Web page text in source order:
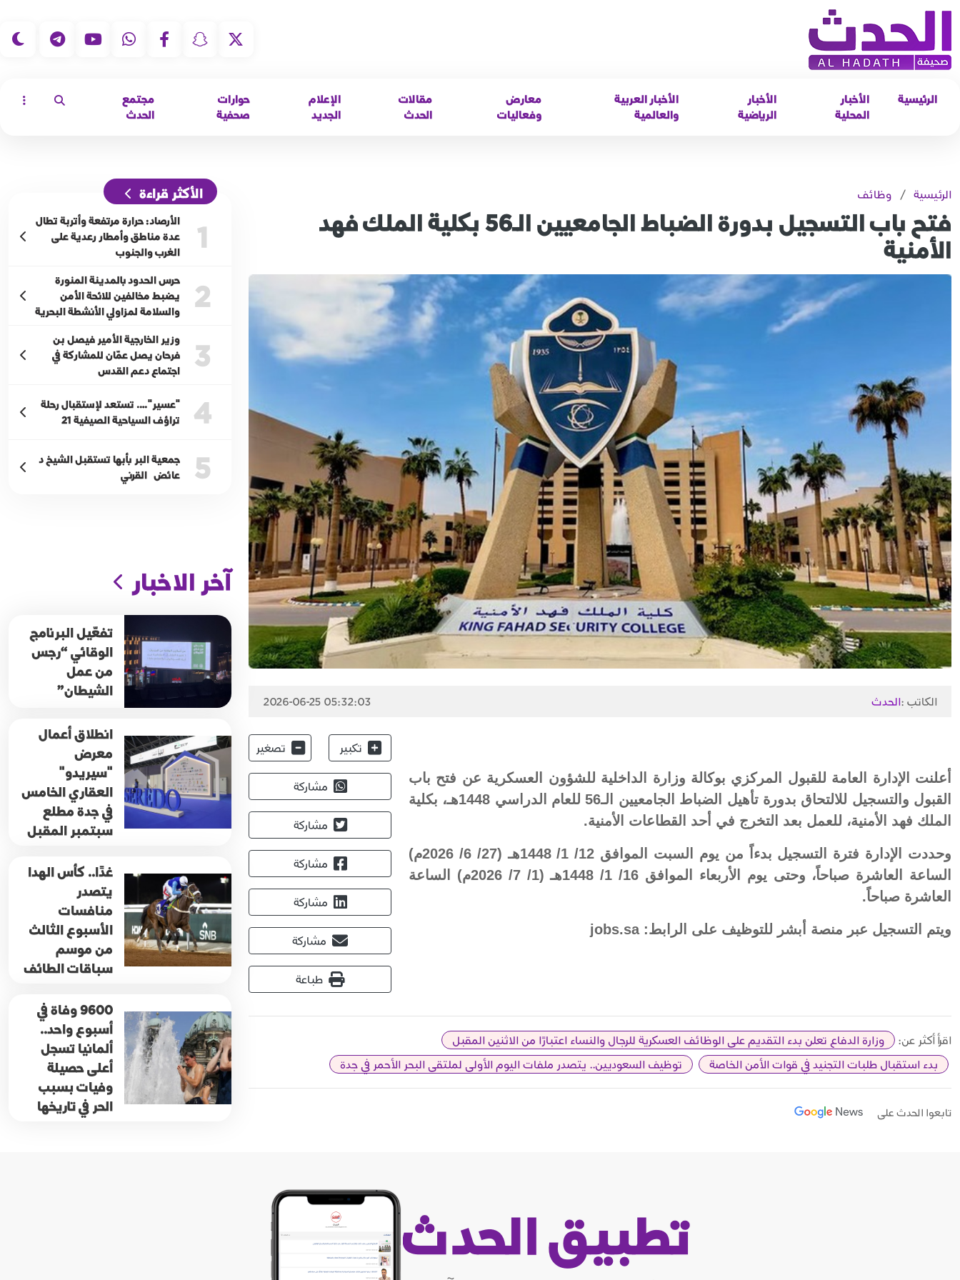
الرئيسية
الأخبار
المحلية
الأخبار
الرياضية
الأخبار العربية
والعالمية
معارض
وفعاليات
مقالات
الحدث
الإعلام
الجديد
حوارات
صحفية
مجتمع
الحدث
الرئيسية / وظائف
فتح باب التسجيل بدورة الضباط الجامعيين الـ56 بكلية الملك فهد
الأمنية
الكاتب :الحدث 2026-06-25 05:32:03
أعلنت الإدارة العامة للقبول المركزي بوكالة وزارة الداخلية للشؤون العسكرية عن فتح باب
القبول والتسجيل للالتحاق بدورة تأهيل الضباط الجامعيين الـ56 للعام الدراسي 1448هـ، بكلية
الملك فهد الأمنية، للعمل بعد التخرج في أحد القطاعات الأمنية.
وحددت الإدارة فترة التسجيل بدءاً من يوم السبت الموافق 12/ 1/ 1448هـ (27/ 6/ 2026م)
الساعة العاشرة صباحاً، وحتى يوم الأربعاء الموافق 16/ 1/ 1448هـ (1/ 7/ 2026م) الساعة
العاشرة صباحاً.
ويتم التسجيل عبر منصة أبشر للتوظيف على الرابط: jobs.sa
تكبير تصغير
مشاركة
مشاركة
مشاركة
مشاركة
مشاركة
طباعة
اقرأ أكثر عن:
وزارة الدفاع تعلن بدء التقديم على الوظائف العسكرية للرجال والنساء اعتبارًا من الاثنين المقبل
بدء استقبال طلبات التجنيد في قوات الأمن الخاصة
توظيف السعوديين.. يتصدر ملفات اليوم الأولى لملتقى البحر الأحمر في جدة
تابعوا الحدث على
الأكثر قراءة
1
الأرصاد: حرارة مرتفعة وأتربة تطال
عدة مناطق وأمطار رعدية على
الغرب والجنوب
2
حرس الحدود بالمدينة المنورة
يضبط مخالفين للائحة الأمن
والسلامة لمزاولي الأنشطة البحرية
3
وزير الخارجية الأمير فيصل بن
فرحان يصل عمّان للمشاركة في
اجتماع دعم القدس
4
"عسير"…. تستعد لإستقبال رحلة
تراؤف السياحية الصيفية 21
5
جمعية البر بأبها تستقبل الشيخ د
عائض القرني
آخر الاخبار
تفعّيل البرنامج
الوقائي “رجس
من عمل
الشيطان”
انطلاق أعمال
معرض
"سيريدو"
العقاري الخامس
في جدة مطلع
سبتمبر المقبل
غدًا.. كأس الهدا
يتصدر
منافسات
الأسبوع الثالث
من موسم
سباقات الطائف
9600 وفاة في
أسبوع واحد..
ألمانيا تسجل
أعلى حصيلة
وفيات بسبب
الحر في تاريخها
تطبيق الحدث